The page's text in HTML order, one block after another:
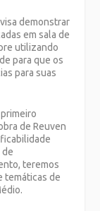
demonstrar
em sala de
utilizando
para que os
para suas
de Reuven
de
teremos
temáticas de